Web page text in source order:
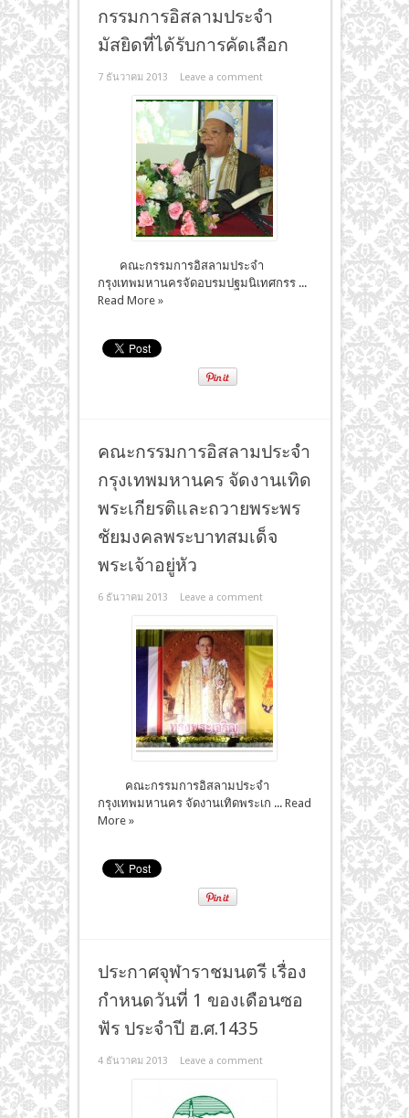
กรรมการอิสลามประจำ
มัสยิดที่ได้รับการคัดเลือก
7 ธันวาคม 2013 Leave a comment
คณะกรรมการอิสลามประจำ
กรุงเทพมหานครจัดอบรมปฐมนิเทศกรร ...
Read More »
คณะกรรมการอิสลามประจำ
กรุงเทพมหานคร จัดงานเทิด
พระเกียรติและถวายพระพร
ชัยมงคลพระบาทสมเด็จ
พระเจ้าอยู่หัว
6 ธันวาคม 2013 Leave a comment
คณะกรรมการอิสลามประจำ
กรุงเทพมหานคร จัดงานเทิดพระเก ... Read
More »
ประกาศจุฬาราชมนตรี เรื่อง
กำหนดวันที่ 1 ของเดือนซอ
ฟัร ประจำปี ฮ.ศ.1435
4 ธันวาคม 2013 Leave a comment